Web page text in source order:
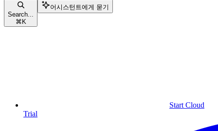
Search...
⌘ K
어시스턴트에게 묻기
Start Cloud
Trial